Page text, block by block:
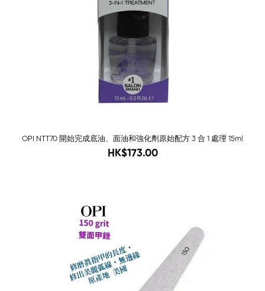
OPI NTT70 開始完成底油、面油和強化劑原始配方 3 合 1 處理 15ml
208
HK$173.00